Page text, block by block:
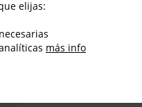
Gretsch Ltd
elijas:
más info